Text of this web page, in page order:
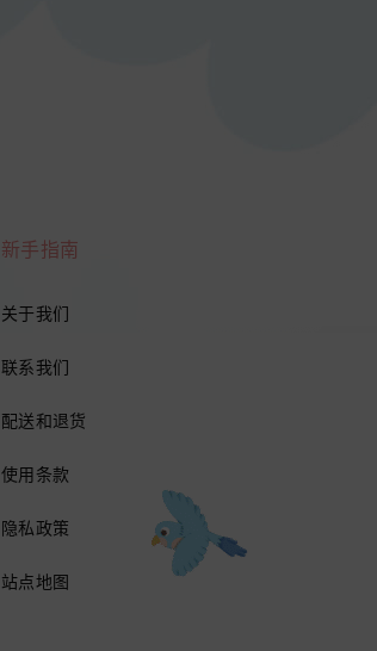
新手指南
关于我们
联系我们
配送和退货
使用条款
隐私政策
站点地图